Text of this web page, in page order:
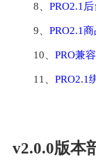
8、 PRO2.1
9、 PRO2.1
10、 PRO兼
11、 PRO2.1
v2.0.0版本